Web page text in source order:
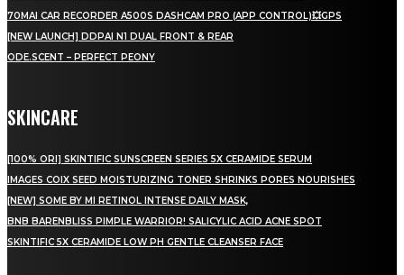
70MAI CAR RECORDER A500S DASHCAM PRO (APP CONTROL)💥GPS
[NEW LAUNCH] DDPAI N1 DUAL FRONT & REAR
ODE.SCENT – PERFECT PEONY
SKINCARE
[100% ORI] SKINTIFIC SUNSCREEN SERIES 5X CERAMIDE SERUM
IMAGES COIX SEED MOISTURIZING TONER SHRINKS PORES NOURISHES
[NEW] SOME BY MI RETINOL INTENSE DAILY MASK,
BNB BARENBLISS PIMPLE WARRIOR! SALICYLIC ACID ACNE SPOT
SKINTIFIC 5X CERAMIDE LOW PH GENTLE CLEANSER FACE